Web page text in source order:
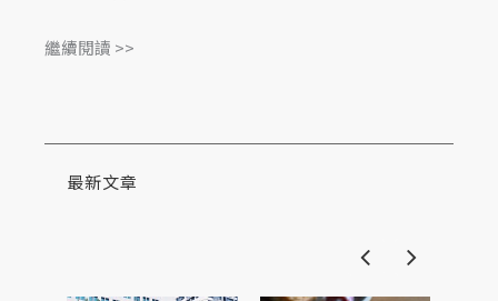
繼續閱讀 >>
最新文章